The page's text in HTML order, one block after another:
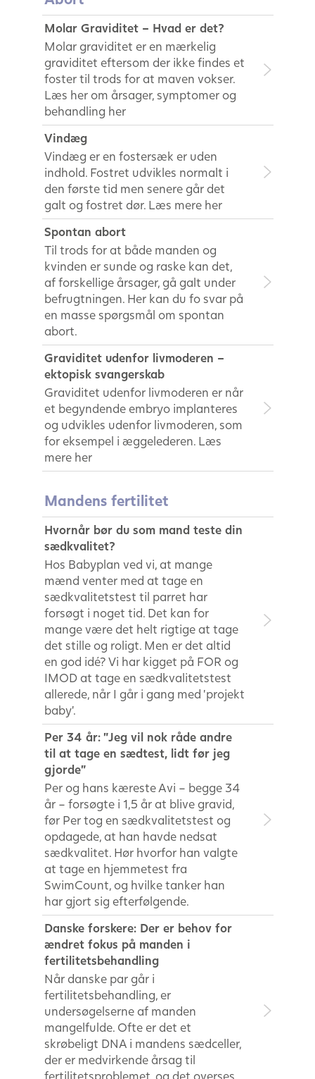
Molar Graviditet – Hvad er det?
Molar graviditet er en mærkelig
graviditet eftersom der ikke findes et
foster til trods for at maven vokser.
Læs her om årsager, symptomer og
behandling her
Vindæg
Vindæg er en fostersæk er uden
indhold. Fostret udvikles normalt i
den første tid men senere går det
galt og fostret dør. Læs mere her
Spontan abort
Til trods for at både manden og
kvinden er sunde og raske kan det,
af forskellige årsager, gå galt under
befrugtningen. Her kan du fo svar på
en masse spørgsmål om spontan
abort.
Graviditet udenfor livmoderen –
ektopisk svangerskab
Graviditet udenfor livmoderen er når
et begyndende embryo implanteres
og udvikles udenfor livmoderen, som
for eksempel i æggelederen. Læs
mere her
Mandens fertilitet
Hvornår bør du som mand teste din
sædkvalitet?
Hos Babyplan ved vi, at mange
mænd venter med at tage en
sædkvalitetstest til parret har
forsøgt i noget tid. Det kan for
mange være det helt rigtige at tage
det stille og roligt. Men er det altid
en god idé? Vi har kigget på FOR og
IMOD at tage en sædkvalitetstest
allerede, når I går i gang med ’projekt
baby’.
Per 34 år: ”Jeg vil nok råde andre
til at tage en sædtest, lidt før jeg
gjorde”
Per og hans kæreste Avi – begge 34
år – forsøgte i 1,5 år at blive gravid,
før Per tog en sædkvalitetstest og
opdagede, at han havde nedsat
sædkvalitet. Hør hvorfor han valgte
at tage en hjemmetest fra
SwimCount, og hvilke tanker han
har gjort sig efterfølgende.
Danske forskere: Der er behov for
ændret fokus på manden i
fertilitetsbehandling
Når danske par går i
fertilitetsbehandling, er
undersøgelserne af manden
mangelfulde. Ofte er det et
skrøbeligt DNA i mandens sædceller,
der er medvirkende årsag til
fertilitetsproblemet, og det overses